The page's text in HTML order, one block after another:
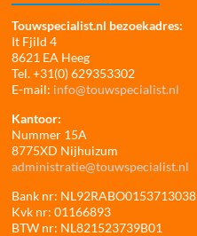
Touwspecialist.nl bezoekadres:
It Fjild 4
8621 EA Heeg
Tel. +31(0) 629353302
E-mail: info@touwspecialist.nl
Kantoor:
Nummer 15A
8775XD Nijhuizum
administratie@touwspecialist.nl
Bank nr: NL92RABO0153713038
Kvk nr: 01166893
BTW nr: NL821523739B01